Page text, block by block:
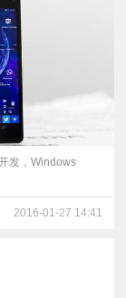
发，Windows
2016-01-27 14:41